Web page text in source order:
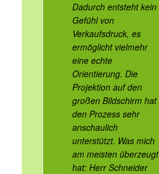
Dadurch entsteht kein
Gefühl von
Verkaufsdruck, es
ermöglicht vielmehr
eine echte
Orientierung. Die
Projektion auf den
großen Bildschirm hat
den Prozess sehr
anschaulich
unterstützt. Was mich
am meisten überzeugt
hat: Herr Schneider